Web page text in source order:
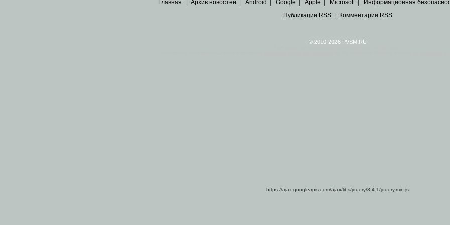
Главная Архив новостей Android Google Apple Microsoft| Информационная
Публикации RSS| Комментарии RSS
© 2010-2026 PVSM.RU
https://ajax.googleapis.com/ajax/libs/jquery/3.4.1/jquery.min.js